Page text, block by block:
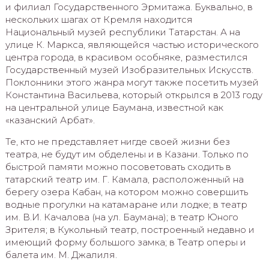
и филиал Государственного Эрмитажа. Буквально, в
нескольких шагах от Кремля находится
Национальный музей республики Татарстан. А на
улице К. Маркса, являющейся частью исторического
центра города, в красивом особняке, разместился
Государственный музей Изобразительных Искусств.
Поклонники этого жанра могут также посетить музей
Константина Васильева, который открылся в 2013 году
на центральной улице Баумана, известной как
«казанский Арбат».
Те, кто не представляет нигде своей жизни без
театра, не будут им обделены и в Казани. Только по
быстрой памяти можно посоветовать сходить в
татарский театр им. Г. Камала, расположенный на
берегу озера Кабан, на котором можно совершить
водные прогулки на катамаране или лодке; в театр
им. В.И. Качалова (на ул. Баумана); в театр Юного
Зрителя; в Кукольный театр, построенный недавно и
имеющий форму большого замка; в Театр оперы и
балета им. М. Джалиля.